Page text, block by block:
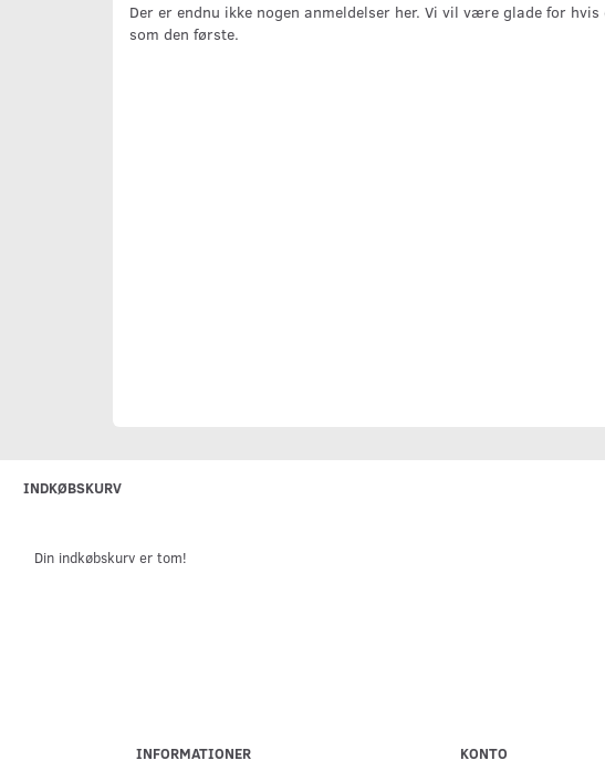
Der er endnu ikke nogen anmeldelser her. Vi vil være glade for
som den første.
INDKØBSKURV
Din indkøbskurv er tom!
INFORMATIONER KONTO